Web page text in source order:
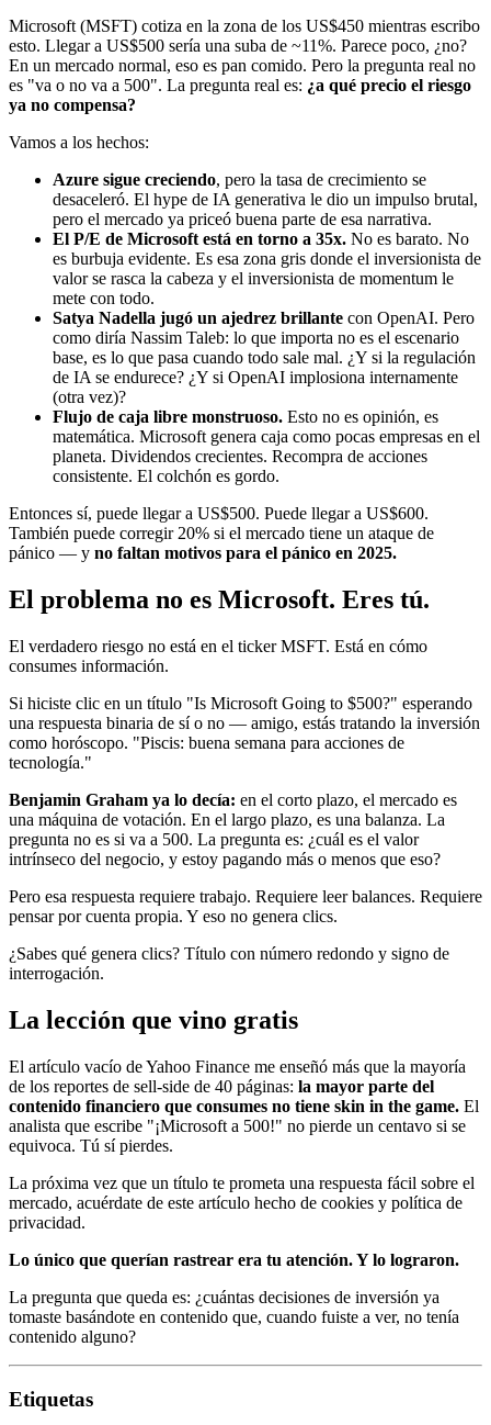
Microsoft (MSFT) cotiza en la zona de los US$450 mientras escribo
esto. Llegar a US$500 sería una suba de ~11%. Parece poco, ¿no?
En un mercado normal, eso es pan comido. Pero la pregunta real no
es "va o no va a 500". La pregunta real es: ¿a qué precio el riesgo
ya no compensa?
Vamos a los hechos:
Azure sigue creciendo, pero la tasa de crecimiento se
desaceleró. El hype de IA generativa le dio un impulso brutal,
pero el mercado ya priceó buena parte de esa narrativa.
El P/E de Microsoft está en torno a 35x. No es barato. No
es burbuja evidente. Es esa zona gris donde el inversionista de
valor se rasca la cabeza y el inversionista de momentum le
mete con todo.
Satya Nadella jugó un ajedrez brillante con OpenAI. Pero
como diría Nassim Taleb: lo que importa no es el escenario
base, es lo que pasa cuando todo sale mal. ¿Y si la regulación
de IA se endurece? ¿Y si OpenAI implosiona internamente
(otra vez)?
Flujo de caja libre monstruoso. Esto no es opinión, es
matemática. Microsoft genera caja como pocas empresas en el
planeta. Dividendos crecientes. Recompra de acciones
consistente. El colchón es gordo.
Entonces sí, puede llegar a US$500. Puede llegar a US$600.
También puede corregir 20% si el mercado tiene un ataque de
pánico — y no faltan motivos para el pánico en 2025.
El problema no es Microsoft. Eres tú.
El verdadero riesgo no está en el ticker MSFT. Está en cómo
consumes información.
Si hiciste clic en un título "Is Microsoft Going to $500?" esperando
una respuesta binaria de sí o no — amigo, estás tratando la inversión
como horóscopo. "Piscis: buena semana para acciones de
tecnología."
Benjamin Graham ya lo decía: en el corto plazo, el mercado es
una máquina de votación. En el largo plazo, es una balanza. La
pregunta no es si va a 500. La pregunta es: ¿cuál es el valor
intrínseco del negocio, y estoy pagando más o menos que eso?
Pero esa respuesta requiere trabajo. Requiere leer balances. Requiere
pensar por cuenta propia. Y eso no genera clics.
¿Sabes qué genera clics? Título con número redondo y signo de
interrogación.
La lección que vino gratis
El artículo vacío de Yahoo Finance me enseñó más que la mayoría
de los reportes de sell-side de 40 páginas: la mayor parte del
contenido financiero que consumes no tiene skin in the game. El
analista que escribe "¡Microsoft a 500!" no pierde un centavo si se
equivoca. Tú sí pierdes.
La próxima vez que un título te prometa una respuesta fácil sobre el
mercado, acuérdate de este artículo hecho de cookies y política de
privacidad.
Lo único que querían rastrear era tu atención. Y lo lograron.
La pregunta que queda es: ¿cuántas decisiones de inversión ya
tomaste basándote en contenido que, cuando fuiste a ver, no tenía
contenido alguno?
Etiquetas